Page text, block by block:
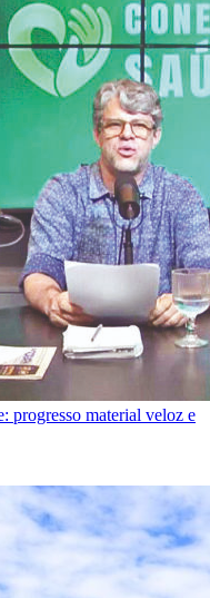
progresso material veloz e